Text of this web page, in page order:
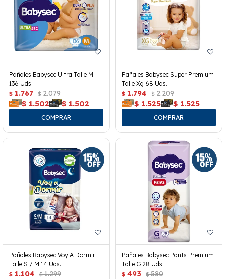
Pañales Babysec Ultra Talle M
136 Uds.
$ 1.767 $ 2.079
$ 1.502 $ 1.502
Pañales Babysec Super Premium
Talle Xg 68 Uds.
$ 1.794 $ 2.209
$ 1.525 $ 1.525
Pañales Babysec Voy A Dormir
Talle S / M 14 Uds.
$ 1.104 $ 1.299
Pañales Babysec Pants Premium
Talle G 28 Uds.
$ 493 $ 580